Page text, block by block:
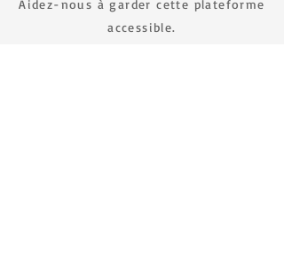
Aidez-nous à garder cette plateforme
accessible.